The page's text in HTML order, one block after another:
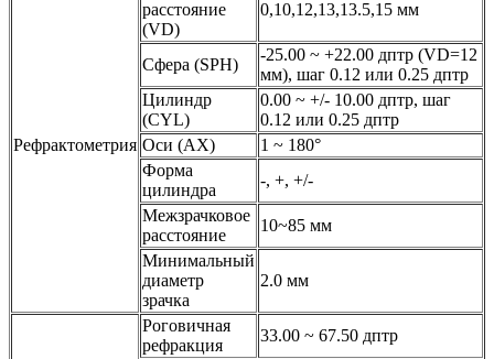
Рефрактометрия
расстояние
(VD)
0,10,12,13,13.5,15 мм
Сфера (SPH)
-25.00 ~ +22.00 дптр (VD=12
мм), шаг 0.12 или 0.25 дптр
Цилиндр
(CYL)
0.00 ~ +/- 10.00 дптр, шаг
0.12 или 0.25 дптр
Оси (AX)
1 ~ 180°
Форма
цилиндра
-, +, +/-
Межзрачковое
расстояние
10~85 мм
Минимальный
диаметр
зрачка
2.0 мм
Роговичная
рефракция
33.00 ~ 67.50 дптр